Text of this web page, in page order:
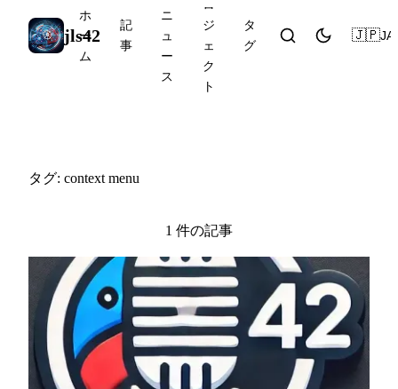
jls42
ホ
ー
ム
記
事
ニ
ュ
ー
ス
ロ
ジ
ェ
ク
ト
タ
グ
🇯🇵JA
タグ: context menu
1 件の記事